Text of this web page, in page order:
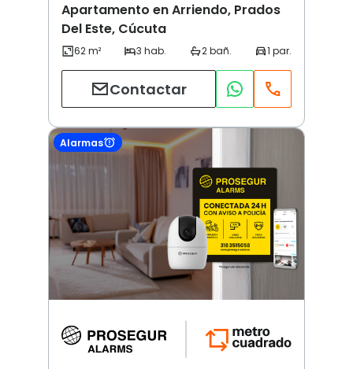
Apartamento en Arriendo, Prados
Del Este, Cúcuta
Contactar
Alarmas